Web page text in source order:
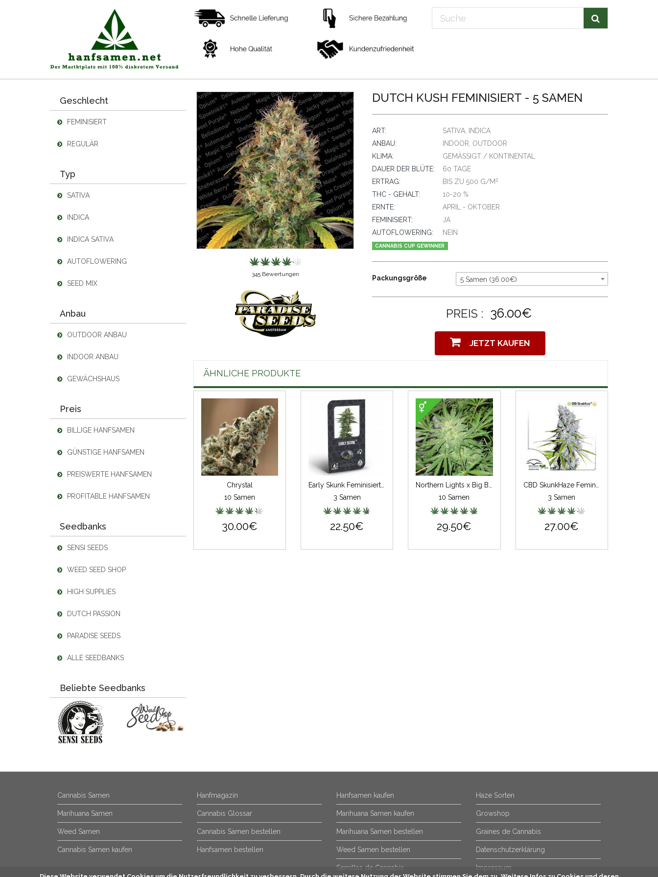
Geschlecht
FEMINISIERT
REGULÄR
Typ
SATIVA
INDICA
INDICA SATIVA
AUTOFLOWERING
SEED MIX
Anbau
OUTDOOR ANBAU
INDOOR ANBAU
GEWÄCHSHAUS
Preis
BILLIGE HANFSAMEN
GÜNSTIGE HANFSAMEN
PREISWERTE HANFSAMEN
PROFITABLE HANFSAMEN
Seedbanks
SENSI SEEDS
WEED SEED SHOP
HIGH SUPPLIES
DUTCH PASSION
PARADISE SEEDS
ALLE SEEDBANKS
Beliebte Seedbanks
345Bewertungen
DUTCH KUSH FEMINISIERT - 5 SAMEN
ART:
SATIVA, INDICA
ANBAU:
INDOOR, OUTDOOR
KLIMA:
GEMÄSSIGT / KONTINENTAL
DAUER DER BLÜTE:
60 TAGE
ERTRAG:
BIS ZU 500 G/M2
THC - GEHALT:
10-20 %
ERNTE:
APRIL - OKTOBER
FEMINISIERT:
JA
AUTOFLOWERING:
NEIN
CANNABIS CUP GEWINNER
Packungsgröße 5 Samen (36.00€)
PREIS : 36.00€
JETZT KAUFEN
ÄHNLICHE PRODUKTE
Chrystal
10 Samen
30.00€
Early Skunk Feminisiert (auto) (Classic Redux Serie)
3 Samen
22.50€
10 Samen
29.50€
3 Samen
27.00€
Cannabis Samen
Marihuana Samen
Weed Samen
Cannabis Samen kaufen
Hanfmagazin
Cannabis Glossar
Cannabis Samen bestellen
Hanfsamen bestellen
Hanfsamen kaufen
Marihuana Samen kaufen
Marihuana Samen bestellen
Weed Samen bestellen
Semillas de Cannabis
Haze Sorten
Growshop
Graines de Cannabis
Datenschutzerklärung
Impressum